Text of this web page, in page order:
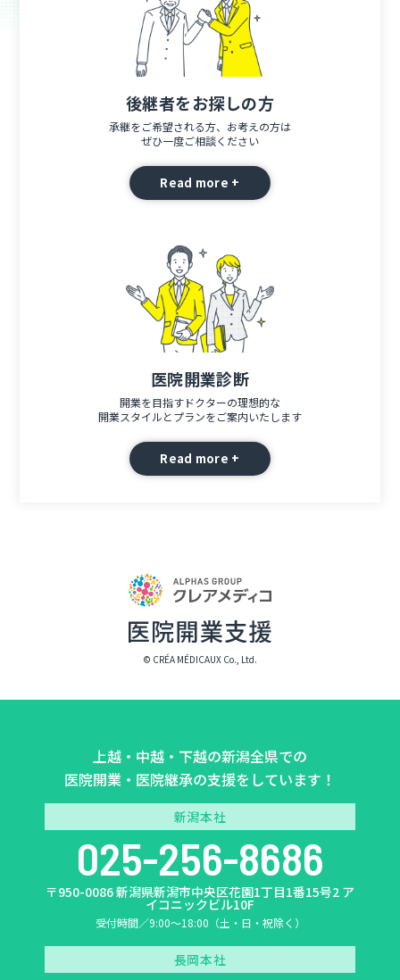
後継者をお探しの方
承継をご希望される方、お考えの方は
ぜひ一度ご相談ください
Read more +
医院開業診断
開業を目指すドクターの理想的な
開業スタイルとプランをご案内いたします
Read more +
© CRÉA MÉDICAUX Co., Ltd.
上越・中越・下越の新潟全県での
医院開業・医院継承の支援をしています！
新潟本社
025-256-8686
〒950-0086 新潟県新潟市中央区花園1丁目1番15号2 ア
イコニックビル10F
受付時間／9:00〜18:00（土・日・祝除く）
長岡本社